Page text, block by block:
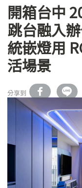
開箱台中
跳台融入
統嵌燈用
活場景
分享到